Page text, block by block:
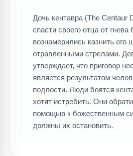
Дочь кентавра (The Centaur
спасти своего отца от гнева
вознамерились казнить его
отравленными стрелами.
утверждает, что приговор
является результатом
подлости. Люди боятся
хотят истребить. Они
помощью к божественным
должны их остановить.